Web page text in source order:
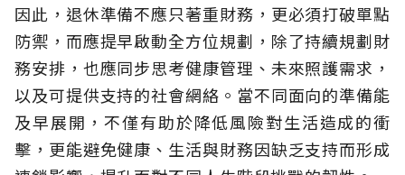
因此，退休準備不應只著重財務，更必須打破單點
防禦，而應提早啟動全方位規劃，除了持續規劃財
務安排，也應同步思考健康管理、未來照護需求，
以及可提供支持的社會網絡。當不同面向的準備能
及早展開，不僅有助於降低風險對生活造成的衝
擊，更能避免健康、生活與財務因缺乏支持而形成